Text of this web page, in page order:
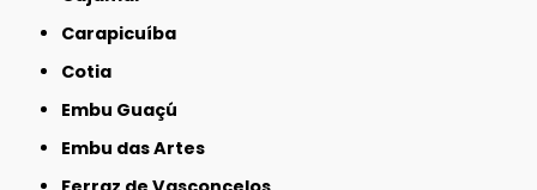
Carapicuíba
Cotia
Embu Guaçú
Embu das Artes